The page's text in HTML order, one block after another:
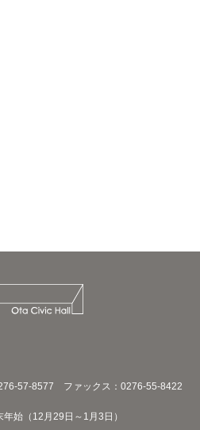
57-8577 ファックス：0276-55-8422
始（12月29日～1月3日）